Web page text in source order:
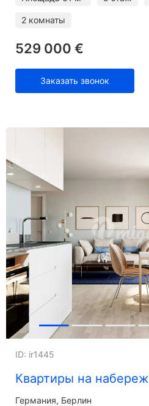
2 комнаты
529 000 €
Заказать звонок
Квартиры на
ID: ir1445
Германия, Берлин